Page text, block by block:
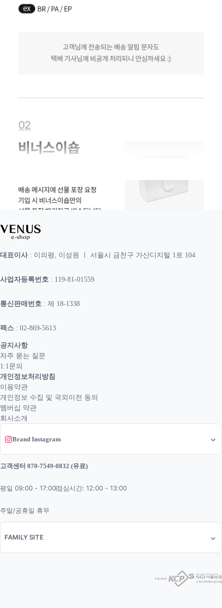
대표이사: 이의평, 이성원 ㅣ 서울시 금천구 가산디지털 1로 104
사업자등록번호 : 119-81-01559
통신판매번호 : 제 18-1338
팩스 : 02-869-5613
공지사항
자주 묻는 질문
1:1문의
개인정보처리방침
이용약관
개인정보 수집 및 국외이전 동의
멤버십 약관
회사소개
Brand Instagram
고객센터 070-7549-0832 (유료)
평일 09:00 - 17:00점심시간: 12:00 - 13:00
주말/공휴일 휴무
FAMILY SITE